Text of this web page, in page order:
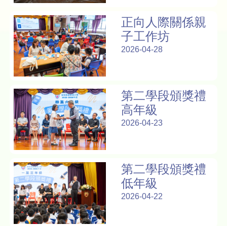
正向人際關係親
子工作坊
2026-04-28
第二學段頒獎禮
高年級
2026-04-23
第二學段頒獎禮
低年級
2026-04-22